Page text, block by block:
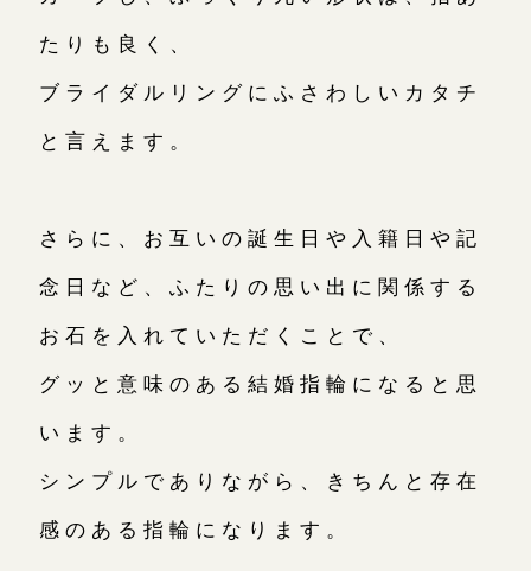
たりも良く、
ブライダルリングにふさわしいカタチ
と言えます。
さらに、お互いの誕生日や入籍日や記
念日など、ふたりの思い出に関係する
お石を入れていただくことで、
グッと意味のある結婚指輪になると思
います。
シンプルでありながら、きちんと存在
感のある指輪になります。